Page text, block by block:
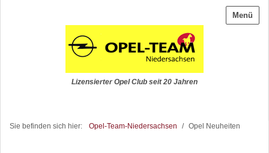
Menü
Lizensierter Opel Club seit 20 Jahren
Sie befinden sich hier: Opel-Team-Niedersachsen / Opel Neuheiten